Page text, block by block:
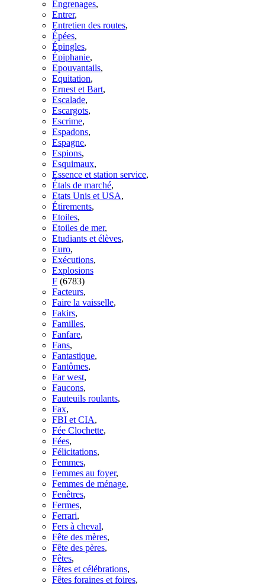
Engrenages,
Entrer,
Entretien des routes,
Épées,
Épingles,
Épiphanie,
Epouvantails,
Equitation,
Ernest et Bart,
Escalade,
Escargots,
Escrime,
Espadons,
Espagne,
Espions,
Esquimaux,
Essence et station service,
Étals de marché,
Etats Unis et USA,
Étirements,
Etoiles,
Etoiles de mer,
Etudiants et élèves,
Euro,
Exécutions,
Explosions
F (6783)
Facteurs,
Faire la vaisselle,
Fakirs,
Familles,
Fanfare,
Fans,
Fantastique,
Fantômes,
Far west,
Faucons,
Fauteuils roulants,
Fax,
FBI et CIA,
Fée Clochette,
Fées,
Félicitations,
Femmes,
Femmes au foyer,
Femmes de ménage,
Fenêtres,
Fermes,
Ferrari,
Fers à cheval,
Fête des mères,
Fête des pères,
Fêtes,
Fêtes et célébrations,
Fêtes foraines et foires,